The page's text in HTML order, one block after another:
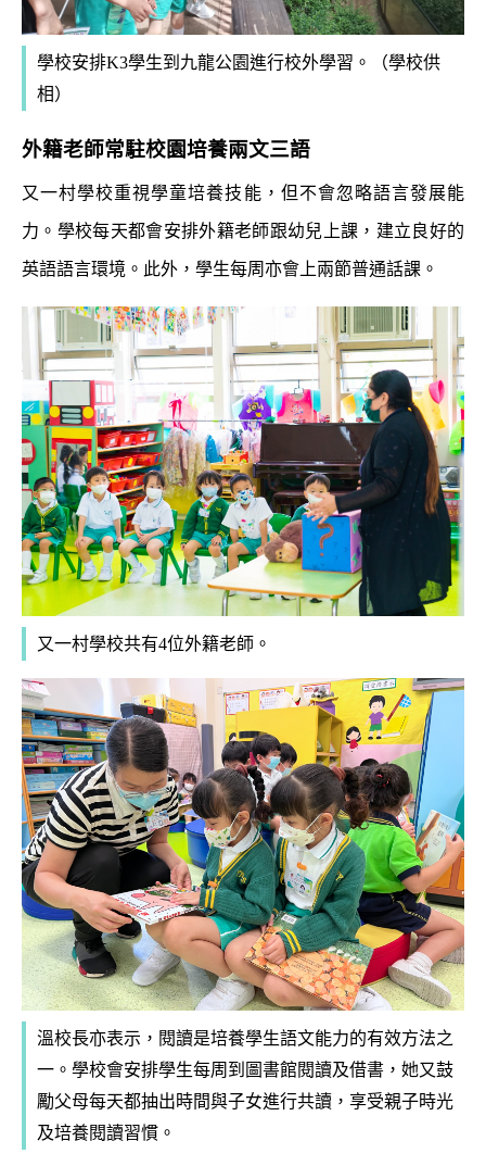
學校安排K3學生到九龍公園進行校外學習。（學校供
相）
外籍老師常駐校園培養兩文三語
又一村學校重視學童培養技能，但不會忽略語言發展能
力。學校每天都會安排外籍老師跟幼兒上課，建立良好的
英語語言環境。此外，學生每周亦會上兩節普通話課。
又一村學校共有4位外籍老師。
溫校長亦表示，閱讀是培養學生語文能力的有效方法之
一。學校會安排學生每周到圖書館閱讀及借書，她又鼓
勵父母每天都抽出時間與子女進行共讀，享受親子時光
及培養閱讀習慣。